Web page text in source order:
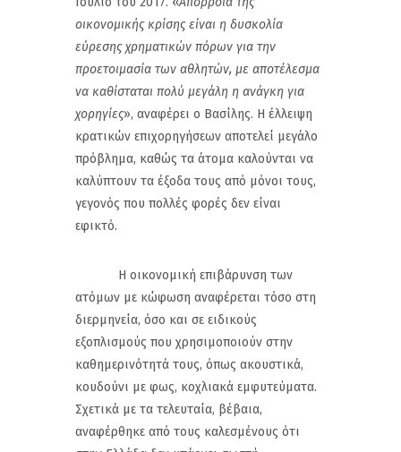
οικονομικής κρίσης είναι η δυσκολία
εύρεσης χρηματικών πόρων για την
προετοιμασία των αθλητών, με αποτέλεσμα
να καθίσταται πολύ μεγάλη η ανάγκη για
χορηγίες», αναφέρει ο Βασίλης. Η έλλειψη
κρατικών επιχορηγήσεων αποτελεί μεγάλο
πρόβλημα, καθώς τα άτομα καλούνται να
καλύπτουν τα έξοδα τους από μόνοι τους,
γεγονός που πολλές φορές δεν είναι
εφικτό.
Η οικονομική επιβάρυνση των
ατόμων με κώφωση αναφέρεται τόσο στη
διερμηνεία, όσο και σε ειδικούς
εξοπλισμούς που χρησιμοποιούν στην
καθημερινότητά τους, όπως ακουστικά,
κουδούνι με φως, κοχλιακά εμφυτεύματα.
Σχετικά με τα τελευταία, βέβαια,
αναφέρθηκε από τους καλεσμένους ότι